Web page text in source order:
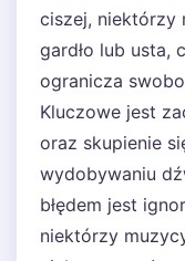
ciszej, niektórzy
gardło lub usta,
ogranicza
Kluczowe jest
oraz skupienie
wydobywaniu
błędem jest
niektórzy